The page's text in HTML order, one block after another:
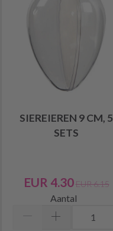
SIEREIEREN 9 CM, 5
SETS
EUR 4.30 EUR 6.15
Aantal